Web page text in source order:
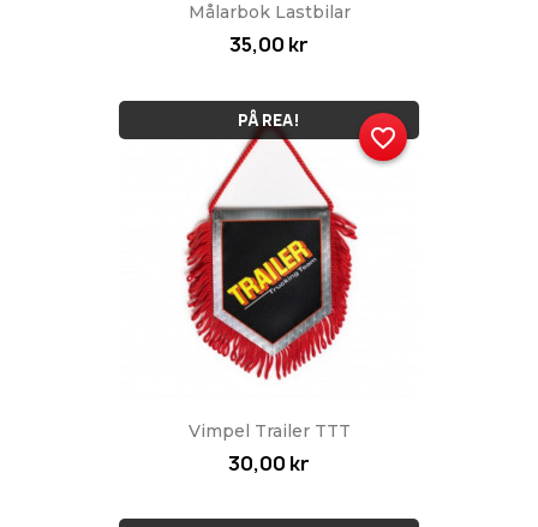
Målarbok Lastbilar
35,00 kr
Vimpel Trailer TTT
30,00 kr
PÅ REA!
favorite_border